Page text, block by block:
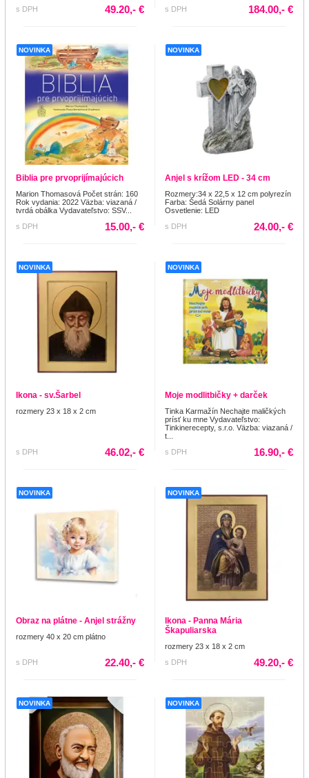
s DPH 49.20,- € s DPH 184.00,- €
NOVINKA
Biblia pre prvoprijímajúcich
Marion Thomasová Počet strán: 160
Rok vydania: 2022 Väzba: viazaná /
tvrdá obálka Vydavateľstvo: SSV...
s DPH
15.00,- €
NOVINKA
Anjel s krížom LED - 34 cm
Rozmery:34 x 22,5 x 12 cm polyrezín
Farba: Šedá Solárny panel
Osvetlenie: LED
s DPH
24.00,- €
NOVINKA
Ikona - sv.Šarbel
rozmery 23 x 18 x 2 cm
s DPH 46.02,- €
NOVINKA
Moje modlitbičky + darček
Tinka Karmažín Nechajte maličkých
prísť ku mne Vydavateľstvo:
Tinkinerecepty, s.r.o. Väzba: viazaná /
t...
s DPH
16.90,- €
NOVINKA
Obraz na plátne - Anjel strážny
rozmery 40 x 20 cm plátno
s DPH 22.40,- €
NOVINKA
Ikona - Panna Mária
Škapuliarska
rozmery 23 x 18 x 2 cm
s DPH
49.20,- €
NOVINKA NOVINKA